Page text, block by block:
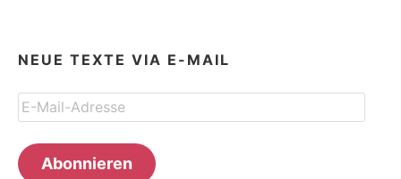
NEUE TEXTE VIA E-MAIL
E-
Mail-
Adresse
Abonnieren